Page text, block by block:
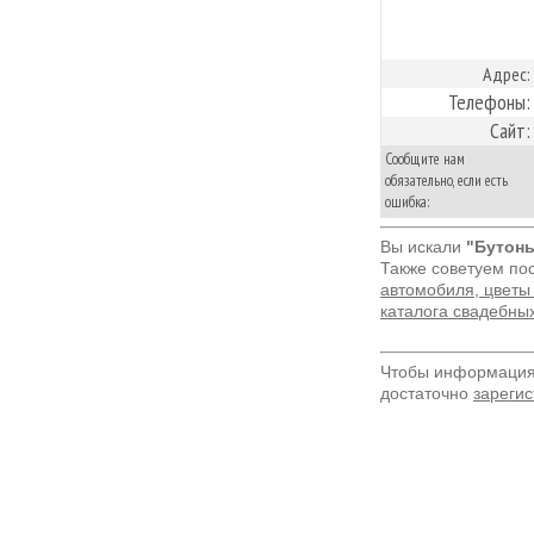
Адрес:
Телефоны:
Сайт:
Сообщите нам
обязательно, если есть
ошибка:
Вы искали
Также советуем
автомобиля, цветы
каталога
Чтобы
достаточно